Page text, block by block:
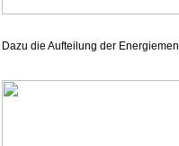
Dazu die Aufteilung der